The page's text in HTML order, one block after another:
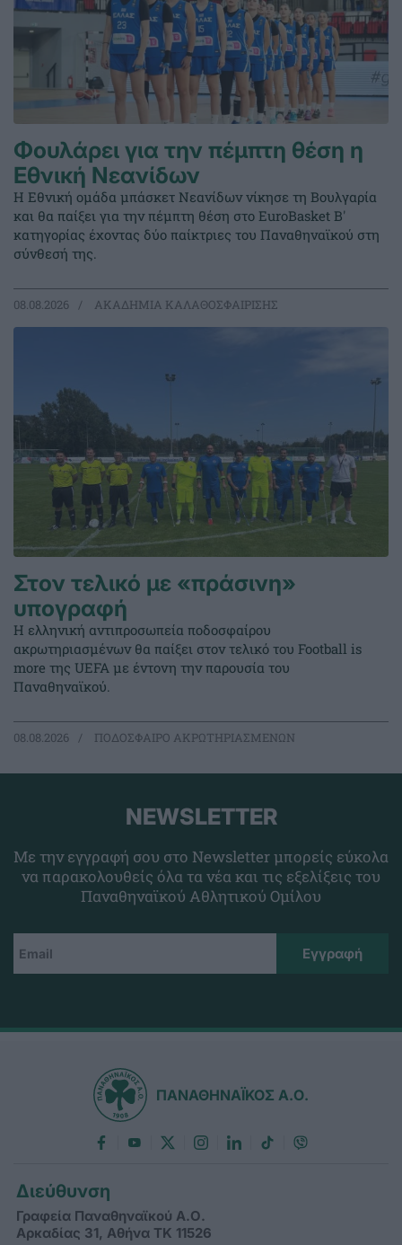
Φουλάρει για την πέμπτη θέση η
Εθνική Νεανίδων
Η Εθνική ομάδα μπάσκετ Νεανίδων νίκησε τη Βουλγαρία
και θα παίξει για την πέμπτη θέση στο EuroBasket Β'
κατηγορίας έχοντας δύο παίκτριες του Παναθηναϊκού στη
σύνθεσή της.
08.08.2026 ΑΚΑΔΗΜΙΑ ΚΑΛΑΘΟΣΦΑΙΡΙΣΗΣ
Στον τελικό με «πράσινη»
υπογραφή
Η ελληνική αντιπροσωπεία ποδοσφαίρου
ακρωτηριασμένων θα παίξει στον τελικό του Football is
more της UEFA με έντονη την παρουσία του
Παναθηναϊκού.
08.08.2026 ΠΟΔΟΣΦΑΙΡΟ ΑΚΡΩΤΗΡΙΑΣΜΕΝΩΝ
NEWSLETTER
Με την εγγραφή σου στο Newsletter μπορείς εύκολα
να παρακολουθείς όλα τα νέα και τις εξελίξεις του
Παναθηναϊκού Αθλητικού Ομίλου
ΠΑΝΑΘΗΝΑΪΚΟΣ Α.Ο.
Διεύθυνση
Γραφεία Παναθηναϊκού Α.Ο.
Αρκαδίας 31, Αθήνα ΤΚ 11526